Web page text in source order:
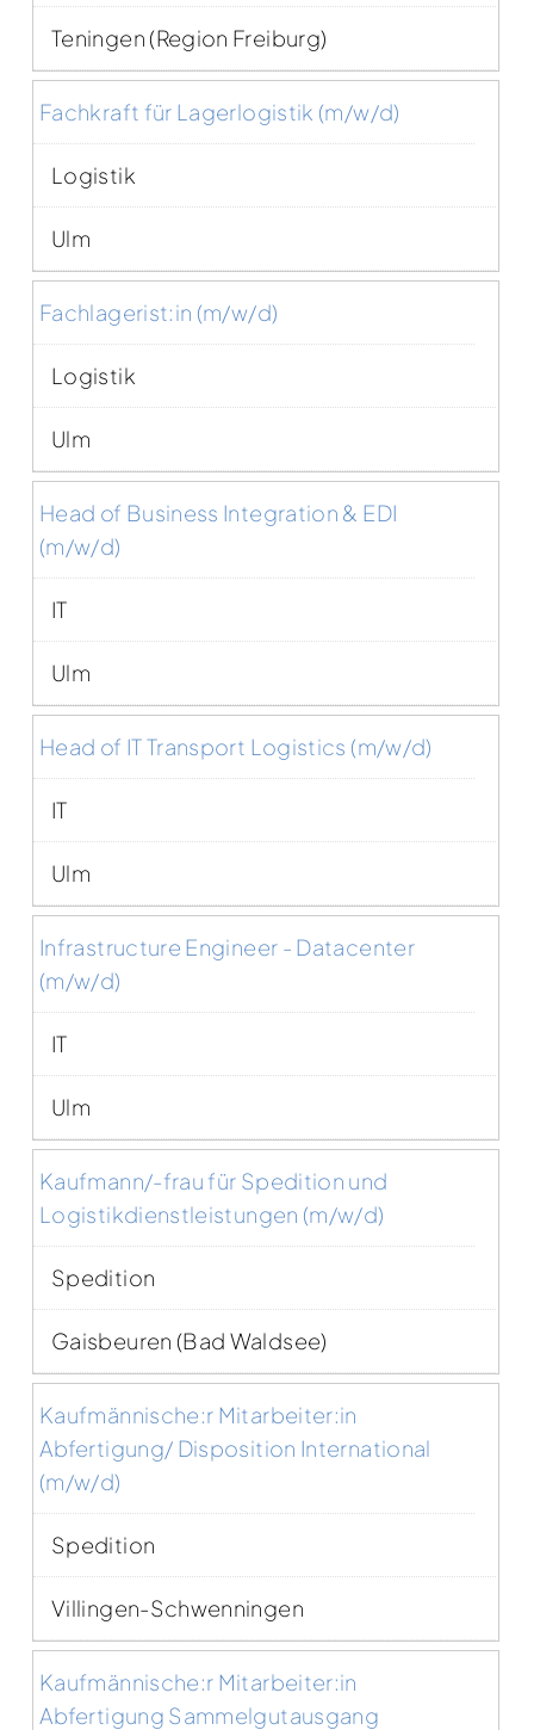
Teningen (Region Freiburg)
Fachkraft für Lagerlogistik (m/w/d)
Logistik
Ulm
Fachlagerist:in (m/w/d)
Logistik
Ulm
Head of Business Integration & EDI
(m/w/d)
IT
Ulm
Head of IT Transport Logistics (m/w/d)
IT
Ulm
Infrastructure Engineer - Datacenter
(m/w/d)
IT
Ulm
Kaufmann/-frau für Spedition und
Logistikdienstleistungen (m/w/d)
Spedition
Gaisbeuren (Bad Waldsee)
Kaufmännische:r Mitarbeiter:in
Abfertigung/ Disposition International
(m/w/d)
Spedition
Villingen-Schwenningen
Kaufmännische:r Mitarbeiter:in
Abfertigung Sammelgutausgang